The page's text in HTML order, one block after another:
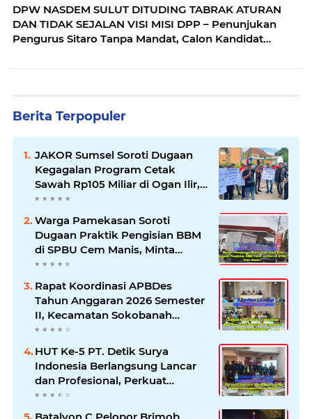
DPW NASDEM SULUT DITUDING TABRAK ATURAN
DAN TIDAK SEJALAN VISI MISI DPP – Penunjukan
Pengurus Sitaro Tanpa Mandat, Calon Kandidat
Berita Terpopuler
JAKOR Sumsel Soroti Dugaan
Kegagalan Program Cetak
Sawah Rp105 Miliar di Ogan Ilir,
Desak Kadis Pertanian Mundur
Warga Pamekasan Soroti
Dugaan Praktik Pengisian BBM
di SPBU Cem Manis, Minta
Klarifikasi dan Pengawasan
Rapat Koordinasi APBDes
Tahun Anggaran 2026 Semester
II, Kecamatan Sokobanah
Libatkan 12 Desa
HUT Ke-5 PT. Detik Surya
Indonesia Berlangsung Lancar
dan Profesional, Perkuat
Kompetensi Wartawan